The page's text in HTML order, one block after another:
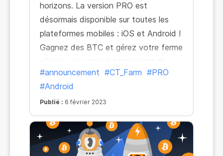
horizons. La version PRO est
désormais disponible sur toutes les
plateformes mobiles : iOS et Android !
Gagnez des BTC et gérez votre ferme
où que vous soyez dans le monde,
depuis n'importe quel appareil.
#announcement #CT_Farm #PRO
#Android
Publié : 6 février 2023